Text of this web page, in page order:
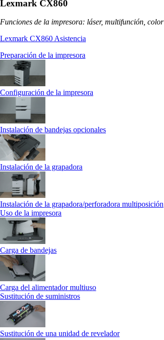
Lexmark CX860
Funciones de la impresora: láser, multifunción, color
Lexmark CX860 Asistencia
Preparación de la impresora
Configuración de la impresora
Instalación de bandejas opcionales
Instalación de la grapadora
Instalación de la grapadora/perforadora multiposición
Uso de la impresora
Carga de bandejas
Carga del alimentador multiuso
Sustitución de suministros
Sustitución de una unidad de revelador